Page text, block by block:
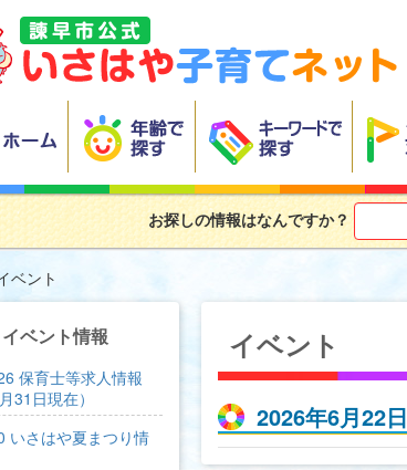
お探しの情報はなんですか？
ベント
イベント
2026年6月22日
イベント情報
保育士等求人情報
月31日現在）
いさはや夏まつり情